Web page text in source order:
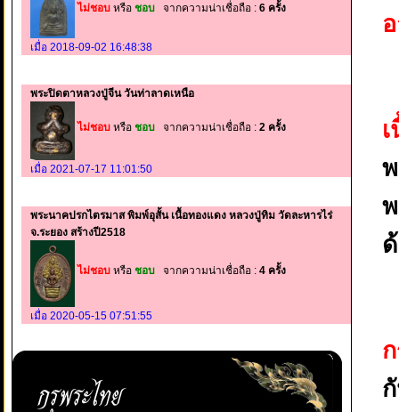
ไม่ชอบ หรือ ชอบ จากความน่าเชื่อถือ : 6 ครั้ง
เมื่อ 2018-09-02 16:48:38
พระปิดตาหลวงปู่จีน วันท่าลาดเหนือ
ไม่ชอบ หรือ ชอบ จากความน่าเชื่อถือ : 2 ครั้ง
เมื่อ 2021-07-17 11:01:50
พระนาคปรกไตรมาส พิมพ์อุสั้น เนื้อทองแดง หลวงปู่ทิม วัดละหารไร่
จ.ระยอง สร้างปี2518
ไม่ชอบ หรือ ชอบ จากความน่าเชื่อถือ : 4 ครั้ง
เมื่อ 2020-05-15 07:51:55